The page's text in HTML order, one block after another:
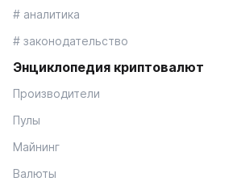
# аналитика
# законодательство
Энциклопедия криптовалют
Производители
Пулы
Майнинг
Валюты